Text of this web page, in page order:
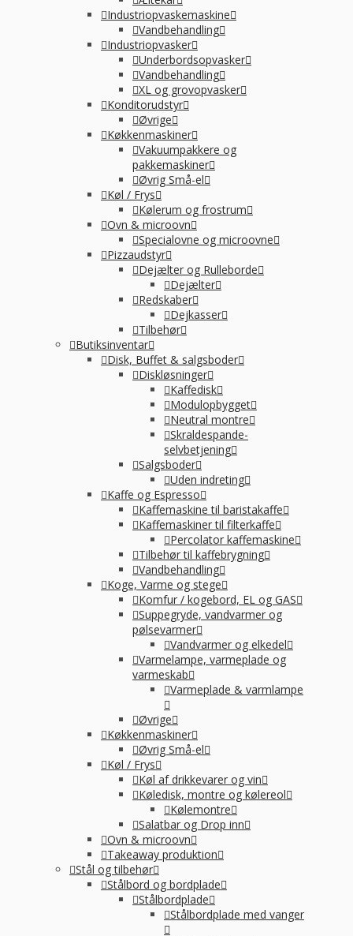
Industriopvaskemaskine
Vandbehandling
Industriopvasker
Underbordsopvasker
Vandbehandling
XL og grovopvasker
Konditorudstyr
Øvrige
Køkkenmaskiner
Vakuumpakkere og
pakkemaskiner
Øvrig Små-el
Køl / Frys
Kølerum og frostrum
Ovn & microovn
Specialovne og microovne
Pizzaudstyr
Dejælter og Rulleborde
Dejælter
Redskaber
Dejkasser
Tilbehør
Butiksinventar
Disk, Buffet & salgsboder
Diskløsninger
Kaffedisk
Modulopbygget
Neutral montre
Skraldespande-
selvbetjening
Salgsboder
Uden indreting
Kaffe og Espresso
Kaffemaskine til baristakaffe
Kaffemaskiner til filterkaffe
Percolator kaffemaskine
Tilbehør til kaffebrygning
Vandbehandling
Koge, Varme og stege
Komfur / kogebord, EL og GAS
Suppegryde, vandvarmer og
pølsevarmer
Vandvarmer og elkedel
Varmelampe, varmeplade og
varmeskab
Varmeplade & varmlampe
Øvrige
Køkkenmaskiner
Øvrig Små-el
Køl / Frys
Køl af drikkevarer og vin
Køledisk, montre og kølereol
Kølemontre
Salatbar og Drop inn
Ovn & microovn
Takeaway produktion
Stål og tilbehør
Stålbord og bordplade
Stålbordplade
Stålbordplade med vanger